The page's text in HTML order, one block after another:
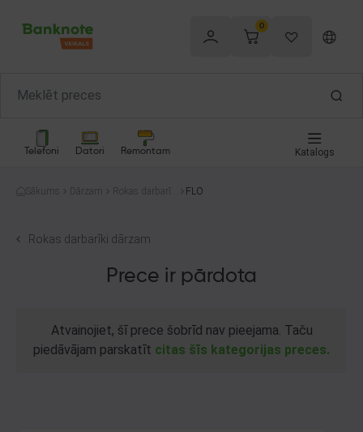
0
Telefoni Datori Remontam Katalogs
Sākums Dārzam
Rokas darbarīki
FLO
Rokas darbarīki dārzam
Prece ir pārdota
Atvainojiet, šī prece šobrīd nav pieejama. Taču
piedāvājam parskatīt citas šīs kategorijas preces.